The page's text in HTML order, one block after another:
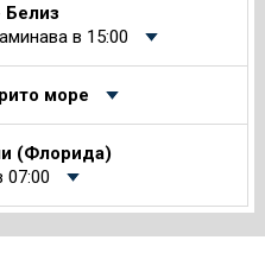
Белиз
в 15:00
море
(Флорида)
07:00